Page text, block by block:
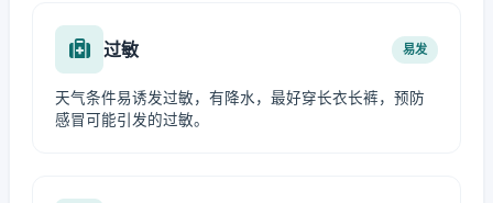
过敏 易发
天气条件易诱发过敏，有降水，最好穿长衣长裤，预防
感冒可能引发的过敏。